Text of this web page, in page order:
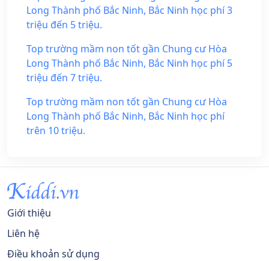
Long Thành phố Bắc Ninh, Bắc Ninh học phí 3
triệu đến 5 triệu.
Top trường mầm non tốt gần Chung cư Hòa
Long Thành phố Bắc Ninh, Bắc Ninh học phí 5
triệu đến 7 triệu.
Top trường mầm non tốt gần Chung cư Hòa
Long Thành phố Bắc Ninh, Bắc Ninh học phí
trên 10 triệu.
Giới thiệu
Liên hệ
Điều khoản sử dụng